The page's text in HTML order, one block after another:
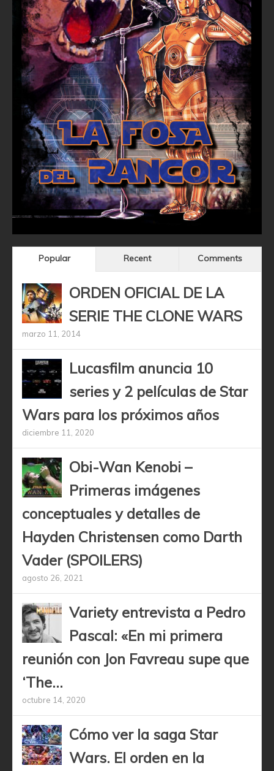
Popular Recent Comments
ORDEN OFICIAL DE LA
SERIE THE CLONE WARS
marzo 11, 2014
Lucasfilm anuncia 10
series y 2 películas de Star
Wars para los próximos años
diciembre 11, 2020
Obi-Wan Kenobi –
Primeras imágenes
conceptuales y detalles de
Hayden Christensen como Darth
Vader (SPOILERS)
agosto 26, 2021
Variety entrevista a Pedro
Pascal: «En mi primera
reunión con Jon Favreau supe que
‘The...
octubre 14, 2020
Cómo ver la saga Star
Wars. El orden en la